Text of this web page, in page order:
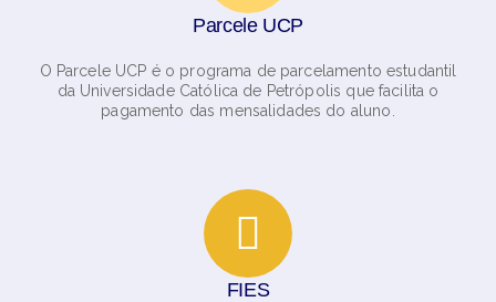
Parcele UCP
O Parcele UCP é o programa de parcelamento estudantil
da Universidade Católica de Petrópolis que facilita o
pagamento das mensalidades do aluno.
FIES